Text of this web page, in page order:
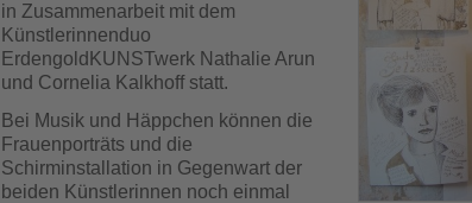
in Zusammenarbeit mit dem
Künstlerinnenduo
ErdengoldKUNSTwerk Nathalie Arun
und Cornelia Kalkhoff statt.
Bei Musik und Häppchen können die
Frauenporträts und die
Schirminstallation in Gegenwart der
beiden Künstlerinnen noch einmal